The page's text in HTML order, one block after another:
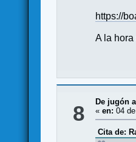
https://
A la
8 De jugón
«en: 04
Cita de: